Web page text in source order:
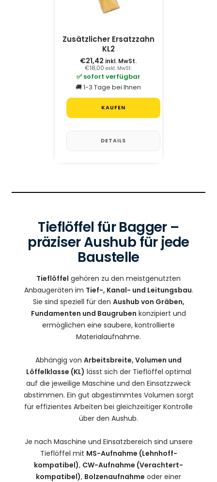
Zusätzlicher Ersatzzahn
KL2
€21,42 inkl. MwSt.
€18,00 exkl. MwSt.
✅ sofort verfügbar
🚚 1-3 Tage bei Ihnen
KAUFEN
DETAILS
Tieflöffel für Bagger –
präziser Aushub für jede
Baustelle
Tieflöffel gehören zu den meistgenutzten
Anbaugeräten im Tief-, Kanal- und Leitungsbau.
Sie sind speziell für den Aushub von Gräben,
Fundamenten und Baugruben konzipiert und
ermöglichen eine saubere, kontrollierte
Materialaufnahme.
Abhängig von Arbeitsbreite, Volumen und
Löffelklasse (KL) lässt sich der Tieflöffel optimal
auf die jeweilige Maschine und den Einsatzzweck
abstimmen. Ein gut abgestimmtes Volumen sorgt
für effizientes Arbeiten bei gleichzeitiger Kontrolle
über den Aushub.
Je nach Maschine und Einsatzbereich sind unsere
Tieflöffel mit MS-Aufnahme (Lehnhoff-
kompatibel), CW-Aufnahme (Verachtert-
kompatibel), Bolzenaufnahme oder einer